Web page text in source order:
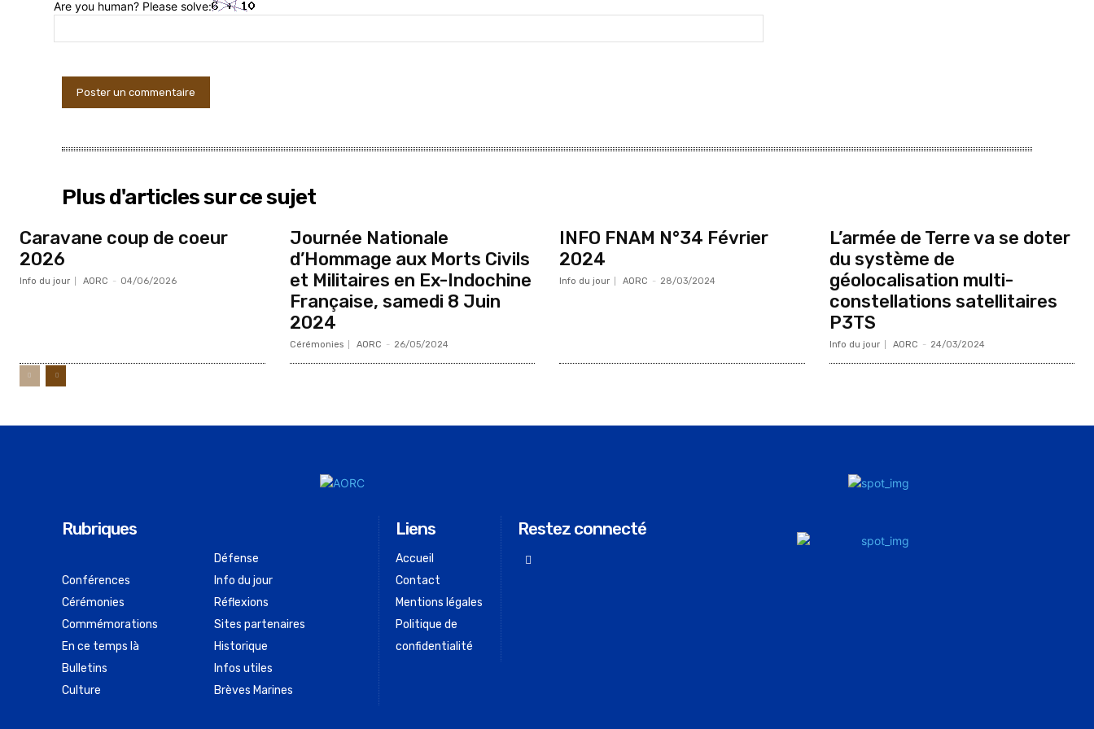
Are you human? Please solve:
Plus d'articles sur ce sujet
Caravane coup de coeur
2026
Info du jour AORC - 04/06/2026
Journée Nationale
d’Hommage aux Morts Civils
et Militaires en Ex-Indochine
Française, samedi 8 Juin
2024
Cérémonies AORC - 26/05/2024
INFO FNAM N°34 Février
2024
Info du jour AORC - 28/03/2024
L’armée de Terre va se doter
du système de
géolocalisation multi-
constellations satellitaires
P3TS
Info du jour AORC - 24/03/2024
Rubriques
Conférences
Cérémonies
Commémorations
En ce temps là
Bulletins
Culture
Défense
Info du jour
Réflexions
Sites partenaires
Historique
Infos utiles
Brèves Marines
Liens
Accueil
Contact
Mentions légales
Politique de
confidentialité
Restez connecté